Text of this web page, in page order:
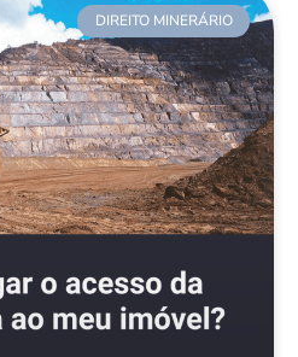
DIREITO MINERÁRIO